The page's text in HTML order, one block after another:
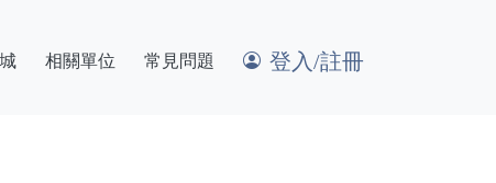
相關單位 常見問題 登入/註冊